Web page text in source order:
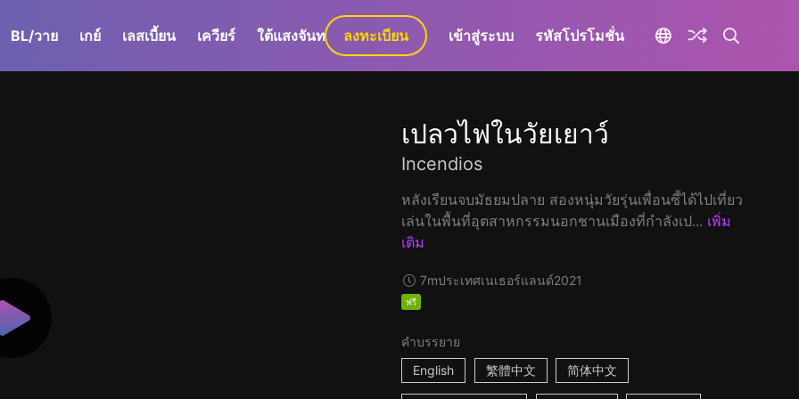
BL/วาย เกย์ เลสเบี้ยน เควียร์ ใต้แสงจันทร์ GaLa+
ลงทะเบียน เข้าสู่ระบบ รหัสโปรโมชั่น
เปลวไฟในวัยเยาว์
Incendios
หลังเรียนจบมัธยมปลาย สองหนุ่มวัยรุ่นเพื่อนซี้ได้ไปเที่ยว
เล่นในพื้นที่อุตสาหกรรมนอกชานเมืองที่กำลังเป... เพิ่ม
เติม
7mประเทศเนเธอร์แลนด์2021
ฟรี
คำบรรยาย
English
繁體中文 简体中文